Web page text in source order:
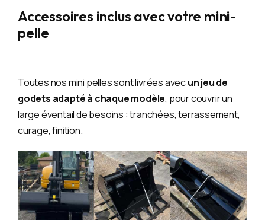
Accessoires inclus avec votre mini-
pelle
Toutes nos mini pelles sont livrées avecun jeu de
godets adapté à chaque modèle, pour couvrir un
large éventail de besoins : tranchées, terrassement,
curage, finition.